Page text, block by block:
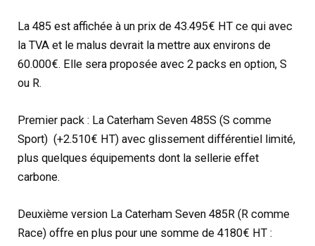
La 485 est affichée à un prix de 43.495€ HT ce qui avec
la TVA et le malus devrait la mettre aux environs de
60.000€. Elle sera proposée avec 2 packs en option, S
ou R.
Premier pack : La Caterham Seven 485S (S comme
Sport) (+2.510€ HT) avec glissement différentiel limité,
plus quelques équipements dont la sellerie effet
carbone.
Deuxième version La Caterham Seven 485R (R comme
Race) offre en plus pour une somme de 4180€ HT :